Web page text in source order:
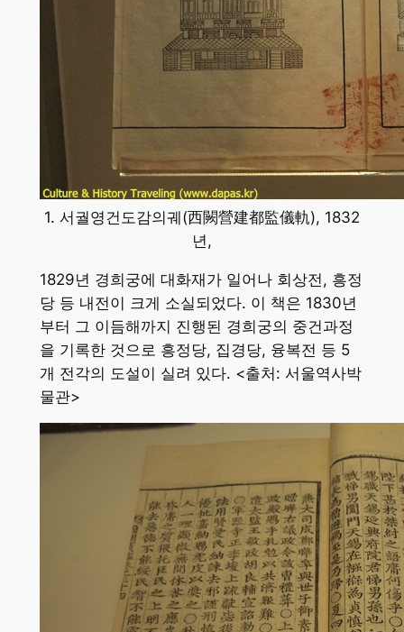
1. 서궐영건도감의궤(西闕營建都監儀軌), 1832
년,
1829년 경희궁에 대화재가 일어나 회상전, 흥정
당 등 내전이 크게 소실되었다. 이 책은 1830년
부터 그 이듬해까지 진행된 경희궁의 중건과정
을 기록한 것으로 흥정당, 집경당, 융복전 등 5
개 전각의 도설이 실려 있다. <출처: 서울역사박
물관>